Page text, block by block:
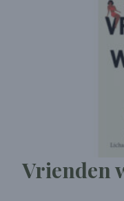
Vrienden